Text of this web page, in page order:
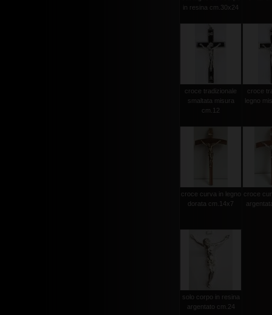
in resina cm.30x24
croce tradizionale
smaltata misura
cm.12
croce
legno
croce curva in legno
dorata cm.14x7
croce
solo corpo in resina
argentato cm.24